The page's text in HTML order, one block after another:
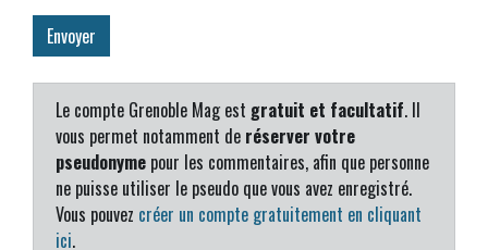
Le compte Grenoble Mag est gratuit et facultatif. Il
vous permet notamment de réserver votre
pseudonyme pour les commentaires, afin que personne
ne puisse utiliser le pseudo que vous avez enregistré.
Vous pouvez créer un compte gratuitement en cliquant
ici.